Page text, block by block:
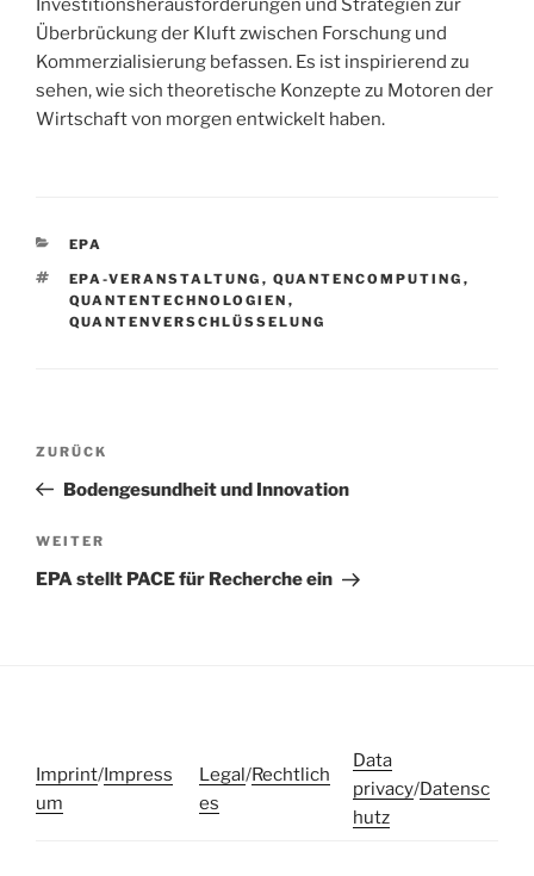
Investitionsherausforderungen und Strategien zur
Überbrückung der Kluft zwischen Forschung und
Kommerzialisierung befassen. Es ist inspirierend zu
sehen, wie sich theoretische Konzepte zu Motoren der
Wirtschaft von morgen entwickelt haben.
KATEGORIEN
EPA
SCHLAGWÖRTER
EPA-VERANSTALTUNG , QUANTENCOMPUTING ,
QUANTENTECHNOLOGIEN ,
QUANTENVERSCHLÜSSELUNG
Beitragsnavigation
Vorheriger
Beitrag
ZURÜCK
Bodengesundheit und Innovation
Nächster
Beitrag
WEITER
EPA stellt PACE für Recherche ein
Imprint/Impress
um
Legal/Rechtlich
es
Data
privacy/Datensc
hutz